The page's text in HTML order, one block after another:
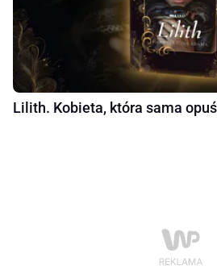
Lilith. Kobieta, która sama